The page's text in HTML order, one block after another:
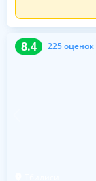
8.4 225 оценок
8.4 225 оценок